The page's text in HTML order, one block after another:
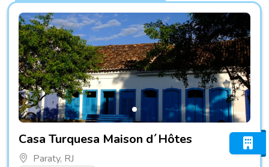
Casa Turquesa Maison d´Hôtes
Paraty, RJ